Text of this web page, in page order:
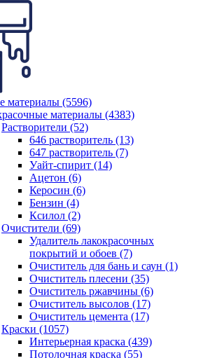
материалы (5596)
материалы (4383)
Растворители (52)
646 растворитель (13)
647 растворитель (7)
Уайт-спирит (14)
Ацетон (6)
Керосин (6)
Бензин (4)
Ксилол (2)
Очистители (69)
Удалитель лакокрасочных
покрытий и обоев (7)
Очиститель для бань и саун (1)
Очиститель плесени (35)
Очиститель ржавчины (6)
Очиститель высолов (17)
Очиститель цемента (17)
Краски (1057)
Интерьерная краска (439)
Потолочная краска (55)